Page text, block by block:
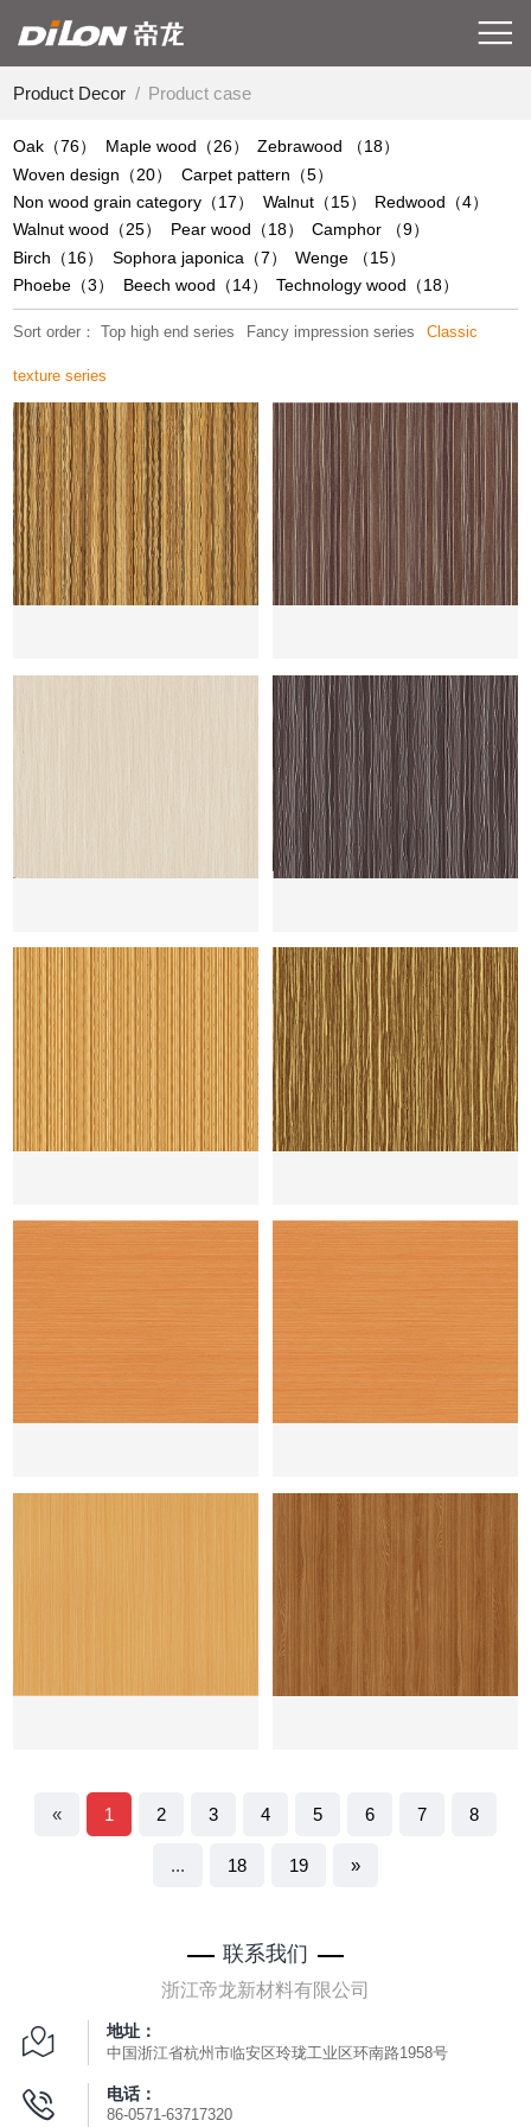
Product Decor / Product case
Oak（76） Maple wood（26）
Zebrawood （18）
Woven design（20）
Carpet pattern（5）
Non wood grain category（17）
Walnut（15）
Redwood（4）
Walnut wood（25）
Pear wood（18）
Camphor （9）
Birch（16）
Sophora japonica（7）
Wenge （15）
Phoebe（3）
Beech wood（14） Technology wood（18）
Sort order：Top high end series Fancy impression series Classic
texture series
« 1 2 3 4 5 6 7 8
... 18 19 »
联系我们
浙江帝龙新材料有限公司
地址：
中国浙江省杭州市临安区玲珑工业区环南路1958号
电话：
86-0571-63717320